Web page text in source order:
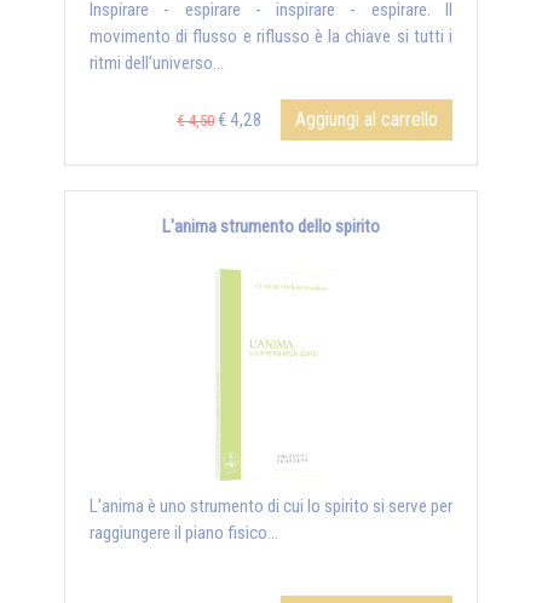
Inspirare - espirare - inspirare - espirare. Il
movimento di flusso e riflusso è la chiave si tutti i
ritmi dell’universo...
€ 4,50 € 4,28 Aggiungi al carrello
L'anima strumento dello spirito
L'anima è uno strumento di cui lo spirito si serve per
raggiungere il piano fisico...